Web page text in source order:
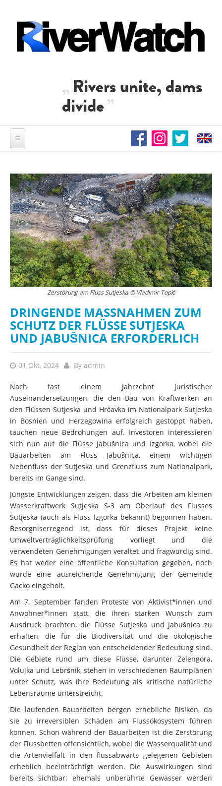
Rivers unite, dams
divide
Zerstörung am Fluss Sutjeska © Vladimir Topić
DRINGENDE MASSNAHMEN ZUM S
CHUTZ DER FLÜSSE SUTJESKA U
ND JABUŠNICA ERFORDERLICH
01 Okt, 2024 By admin
Nach fast einem Jahrzehnt juristischer
Auseinandersetzungen, die den Bau von Kraftwerken an
den Flüssen Sutjeska und Hrčavka im Nationalpark Sutjeska
in Bosnien und Herzegowina erfolgreich gestoppt haben,
tauchen neue Bedrohungen auf. Investoren interessieren
sich nun auf die Flüsse Jabušnica und Izgorka, wobei die
Bauarbeiten am Fluss Jabušnica, einem wichtigen
Nebenfluss der Sutjeska und Grenzfluss zum Nationalpark,
bereits im Gange sind.
Jüngste Entwicklungen zeigen, dass die Arbeiten am kleinen
Wasserkraftwerk Sutjeska S-3 am Oberlauf des Flusses
Sutjeska (auch als Fluss Izgorka bekannt) begonnen haben.
Besorgniserregend ist, dass für dieses Projekt keine
Umweltverträglichkeitsprüfung vorliegt und die
verwendeten Genehmigungen veraltet und fragwürdig sind.
Es hat weder eine öffentliche Konsultation gegeben, noch
wurde eine ausreichende Genehmigung der Gemeinde
Gacko eingeholt.
Am 7. September fanden Proteste von Aktivist*innen und
Anwohner*innen statt, die ihren starken Wunsch zum
Ausdruck brachten, die Flüsse Sutjeska und Jabušnica zu
erhalten, die für die Biodiversität und die ökologische
Gesundheit der Region von entscheidender Bedeutung sind.
Die Gebiete rund um diese Flüsse, darunter Zelengora,
Volujka und Lebršnik, stehen in verschiedenen Raumplänen
unter Schutz, was ihre Bedeutung als kritische natürliche
Lebensräume unterstreicht.
Die laufenden Bauarbeiten bergen erhebliche Risiken, da
sie zu irreversiblen Schäden am Flussökosystem führen
können. Schon während der Bauarbeiten ist die Zerstörung
der Flussbetten offensichtlich, wobei die Wasserqualität und
die Artenvielfalt in den flussabwärts gelegenen Gebieten
erheblich beeinträchtigt werden. Die Auswirkungen sind
bereits sichtbar: ehemals unberührte Gewässer werden